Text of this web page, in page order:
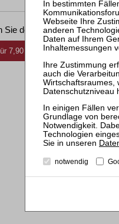
Sie den gewünschten
7,90 € inkl. 7 % MwSt. kaufen
notwendig